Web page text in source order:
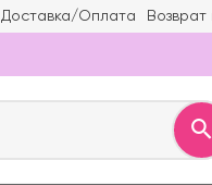
Доставка/Оплата